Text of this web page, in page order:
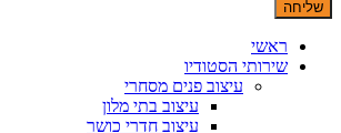
שליחה
ראשי
שירותי הסטודיו
עיצוב פנים מסחרי
עיצוב בתי מלון
עיצוב חדרי כושר